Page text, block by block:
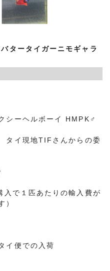
ータイガーニモギャラ
シーヘルボーイ HMPK♂
タイ現地TIFさんからの委
で１匹あたりの輸入費が
）
イ便での入荷